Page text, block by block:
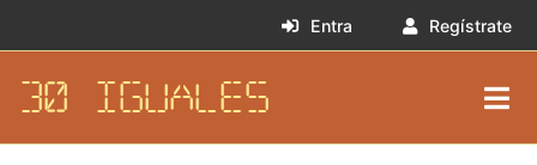
Entra Regístrate
30 IGUALES